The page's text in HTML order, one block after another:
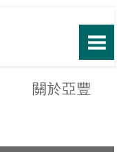
關於亞豐